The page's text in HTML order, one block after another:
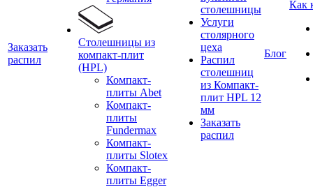
Заказать
распил
Столешницы из
компакт-плит
(HPL)
Компакт-
плиты Abet
Компакт-
плиты
Fundermax
Компакт-
плиты Slotex
Компакт-
плиты Egger
столешницы
Услуги
столярного
цеха
Распил
столешниц
из Компакт-
плит HPL 12
мм
Заказать
распил
Блог
Как